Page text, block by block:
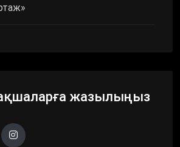
жазылыңыз